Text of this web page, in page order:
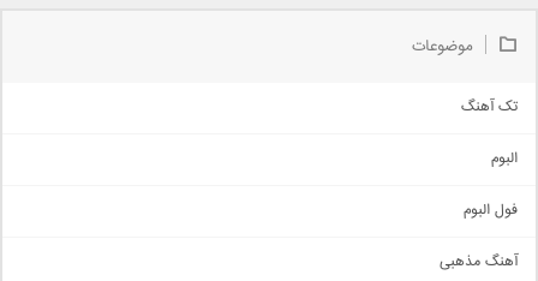
موضوعات
تک آهنگ
اجتماعی
حماسی
البوم
فول البوم
آهنگ مذهبی